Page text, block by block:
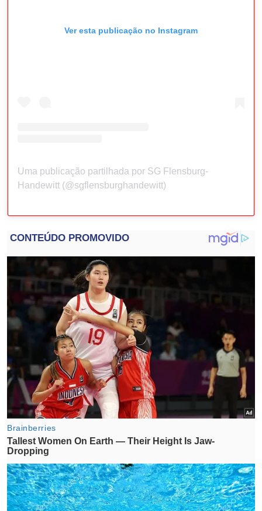
Ver esta publicação no Instagram
Uma publicação partilhada por SG Flensburg-
Handewitt (@sgflensburghandewitt)